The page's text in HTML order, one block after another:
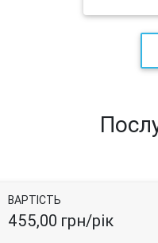
ВАРТІСТЬ
455,00 грн/рік